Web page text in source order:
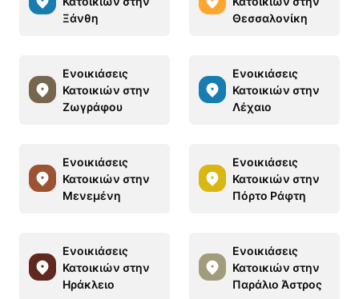
Ξάνθη
Θεσσαλονίκη
Ενοικιάσεις
Κατοικιών στην
Ζωγράφου
Ενοικιάσεις
Κατοικιών στην
Λέχαιο
Ενοικιάσεις
Κατοικιών στην
Μενεμένη
Ενοικιάσεις
Κατοικιών στην
Πόρτο Ράφτη
Ενοικιάσεις
Κατοικιών στην
Ηράκλειο
Ενοικιάσεις
Κατοικιών στην
Παράλιο Άστρος